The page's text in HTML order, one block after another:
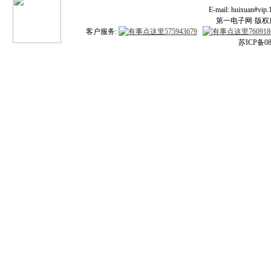
E-mail:
第一电子网·版权
客户服务:
苏ICP备